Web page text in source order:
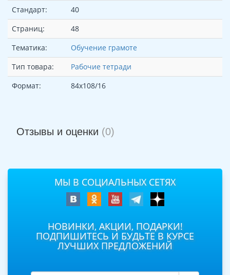
Стандарт:
40
Страниц:
48
Тематика:
Обучение грамоте
Тип товара:
Рабочие тетради
Формат:
84x108/16
Отзывы и оценки (0)
МЫ В СОЦИАЛЬНЫХ СЕТЯХ
НОВИНКИ, АКЦИИ, ПОДАРКИ!
ПОДПИШИТЕСЬ И БУДЬТЕ В КУРСЕ
ЛУЧШИХ ПРЕДЛОЖЕНИЙ